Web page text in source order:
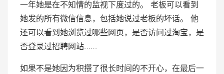
一年她是在不知情的监视下度过的。 老板可以看到
她发的所有微信信息，包括她说过老板的坏话。 他
还可以看到她浏览过哪些网页，是否访问过淘宝，是
否登录过招聘网站……
如果不是她因为积攒了很长时间的不开心，在最后一